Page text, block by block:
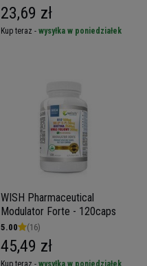
23,69 zł
Kup teraz - wysyłka w poniedziałek
WISH Pharmaceutical
Modulator Forte - 120caps
5.00 (16)
45,49 zł
Kup teraz - wysyłka w poniedziałek